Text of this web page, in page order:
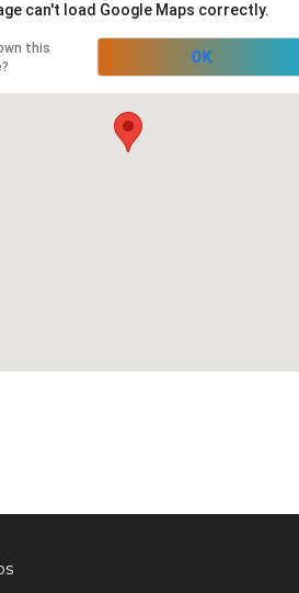
can't load Google Maps correctly.
this
OK